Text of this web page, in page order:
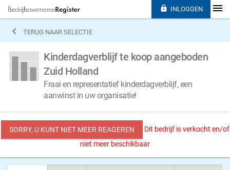
 TERUG NAAR SELECTIE
Kinderdagverblijf te koop aangeboden
Zuid Holland
Fraai en representatief kinderdagverblijf, een
aanwinst in uw organisatie!
SORRY, U KUNT NIET MEER REAGEREN
Dit bedrijf is verkocht en/of
niet meer beschikbaar
 INLOGGEN